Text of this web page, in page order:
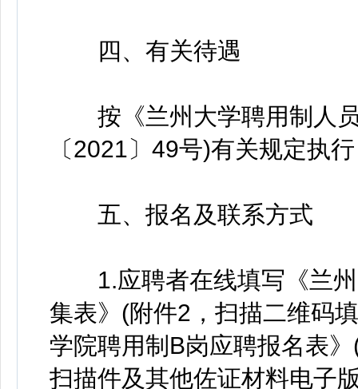
四、有关待遇
按《兰州大学聘用制人员
〔2021〕49号)有关规定执
五、报名及联系方式
1.应聘者在线填写《兰州
集表》(附件2，扫描二维码
学院聘用制B岗应聘报名表
扫描件及其他佐证材料电子